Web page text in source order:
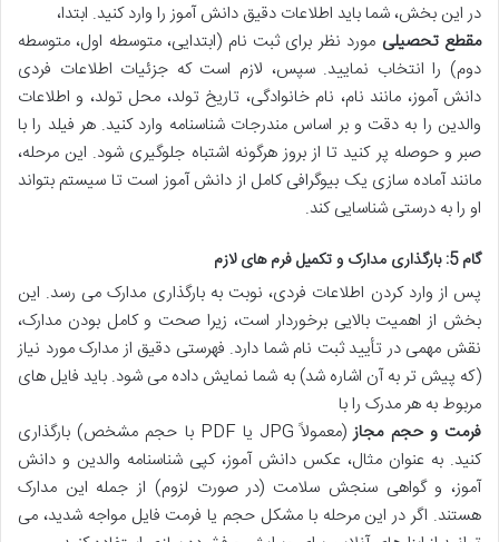
در این بخش، شما باید اطلاعات دقیق دانش آموز را وارد کنید. ابتدا،
مقطع تحصیلی مورد نظر برای ثبت نام (ابتدایی، متوسطه اول، متوسطه
دوم) را انتخاب نمایید. سپس، لازم است که جزئیات اطلاعات فردی
دانش آموز، مانند نام، نام خانوادگی، تاریخ تولد، محل تولد، و اطلاعات
والدین را به دقت و بر اساس مندرجات شناسنامه وارد کنید. هر فیلد را با
صبر و حوصله پر کنید تا از بروز هرگونه اشتباه جلوگیری شود. این مرحله،
مانند آماده سازی یک بیوگرافی کامل از دانش آموز است تا سیستم بتواند
او را به درستی شناسایی کند.
گام 5: بارگذاری مدارک و تکمیل فرم های لازم
پس از وارد کردن اطلاعات فردی، نوبت به بارگذاری مدارک می رسد. این
بخش از اهمیت بالایی برخوردار است، زیرا صحت و کامل بودن مدارک،
نقش مهمی در تأیید ثبت نام شما دارد. فهرستی دقیق از مدارک مورد نیاز
(که پیش تر به آن اشاره شد) به شما نمایش داده می شود. باید فایل های
مربوط به هر مدرک را با
فرمت و حجم مجاز
(معمولاً JPG یا PDF با حجم مشخص) بارگذاری
کنید. به عنوان مثال، عکس دانش آموز، کپی شناسنامه والدین و دانش
آموز، و گواهی سنجش سلامت (در صورت لزوم) از جمله این مدارک
هستند. اگر در این مرحله با مشکل حجم یا فرمت فایل مواجه شدید، می